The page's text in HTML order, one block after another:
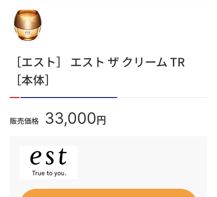
［エスト］ エスト ザ クリーム TR
［本体］
販売価格 33,000 円